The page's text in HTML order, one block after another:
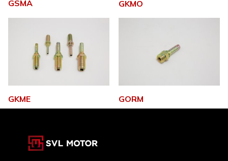
GSMA GKMO
GKME GORM